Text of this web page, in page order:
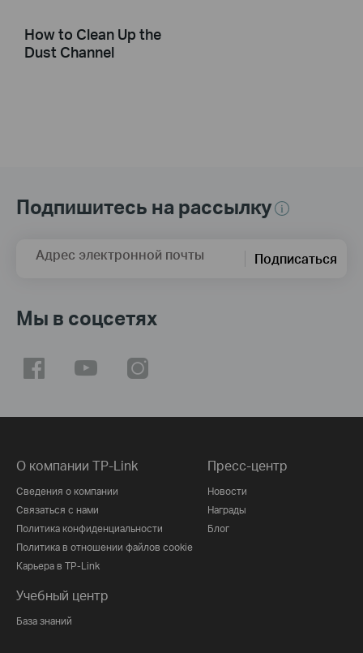
How to Clean Up the
Dust Channel
Подпишитесь на рассылку
Адрес электронной почты Подписаться
Мы в соцсетях
О компании TP-Link
Сведения о компании
Связаться с нами
Политика конфиденциальности
Политика в отношении файлов cookie
Карьера в TP-Link
Пресс-центр
Новости
Награды
Блог
Учебный центр
База знаний